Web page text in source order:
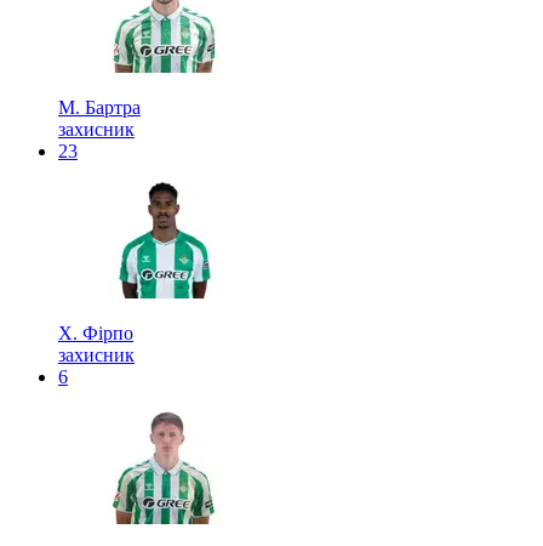
М. Бартра
захисник
23
Х. Фірпо
захисник
6